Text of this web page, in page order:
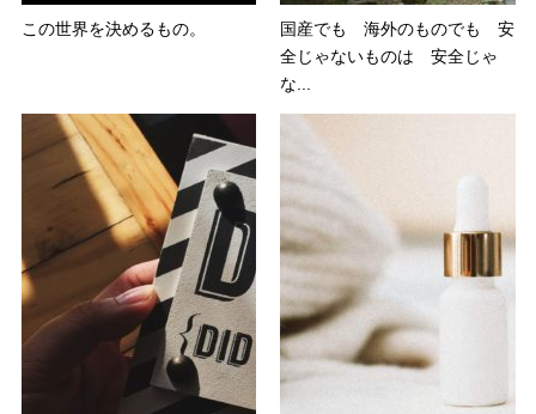
この世界を決めるもの。
国産でも 海外のものでも 安
全じゃないものは 安全じゃ
な...